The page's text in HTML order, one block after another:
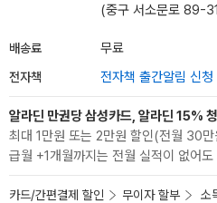
(중구 서소문로 89-
배송료 무료
전자책 전자책 출간알림 신청
알라딘 만권당 삼성카드, 알라딘 15%
최대 1만원 또는 2만원 할인(전월 30
급월 +1개월까지는 전월 실적이 없어
카드/간편결제 할인 무이자 할부 소